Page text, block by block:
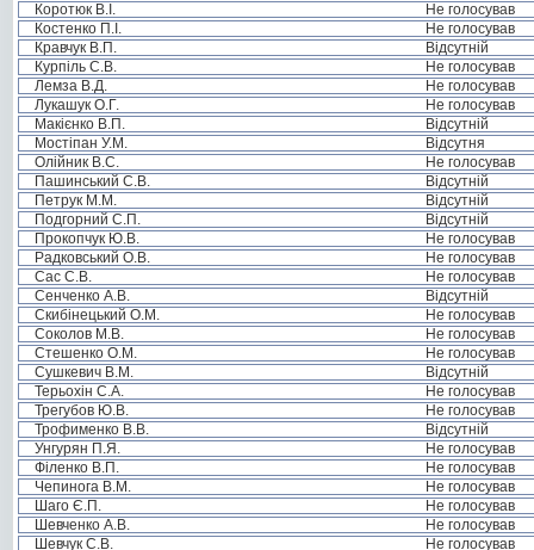
Коротюк В.І.
Не голосував
Костенко П.І.
Не голосував
Кравчук В.П.
Відсутній
Курпіль С.В.
Не голосував
Лемза В.Д.
Не голосував
Лукашук О.Г.
Не голосував
Макієнко В.П.
Відсутній
Мостіпан У.М.
Відсутня
Олійник В.С.
Не голосував
Пашинський С.В.
Відсутній
Петрук М.М.
Відсутній
Подгорний С.П.
Відсутній
Прокопчук Ю.В.
Не голосував
Радковський О.В.
Не голосував
Сас С.В.
Не голосував
Сенченко А.В.
Відсутній
Скибінецький О.М.
Не голосував
Соколов М.В.
Не голосував
Стешенко О.М.
Не голосував
Сушкевич В.М.
Відсутній
Терьохін С.А.
Не голосував
Трегубов Ю.В.
Не голосував
Трофименко В.В.
Відсутній
Унгурян П.Я.
Не голосував
Філенко В.П.
Не голосував
Чепинога В.М.
Не голосував
Шаго Є.П.
Не голосував
Шевченко А.В.
Не голосував
Шевчук С.В.
Не голосував